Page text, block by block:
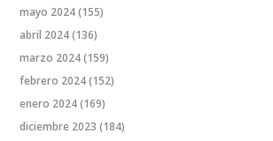
mayo 2024(155)
abril 2024(136)
marzo 2024(159)
febrero 2024(152)
enero 2024(169)
diciembre 2023 (184)